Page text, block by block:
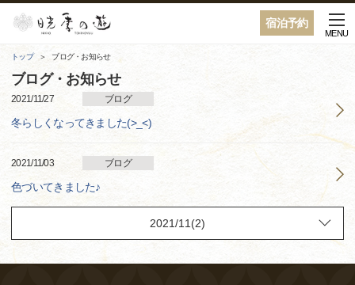
宿泊予約
MENU
トップ ブログ・お知らせ
ブログ・お知らせ
2021/11/27 ブログ
冬らしくなってきました(>_<)
2021/11/03 ブログ
色づいてきました♪